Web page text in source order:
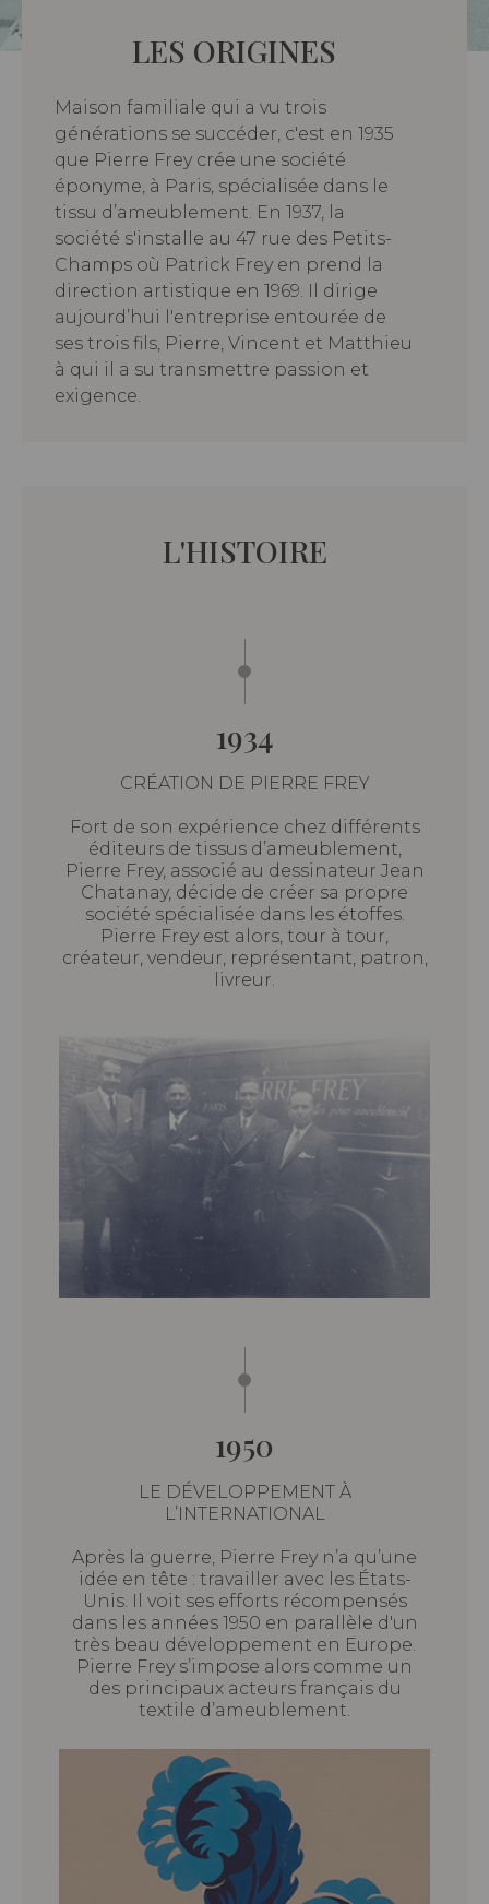
LES ORIGINES
Maison familiale qui a vu trois
générations se succéder, c'est en 1935
que Pierre Frey crée une société
éponyme, à Paris, spécialisée dans le
tissu d’ameublement. En 1937, la
société s'installe au 47 rue des Petits-
Champs où Patrick Frey en prend la
direction artistique en 1969. Il dirige
aujourd’hui l'entreprise entourée de
ses trois fils, Pierre, Vincent et Matthieu
à qui il a su transmettre passion et
exigence.
L'HISTOIRE
1934
CRÉATION DE PIERRE FREY
Fort de son expérience chez différents
éditeurs de tissus d’ameublement,
Pierre Frey, associé au dessinateur Jean
Chatanay, décide de créer sa propre
société spécialisée dans les étoffes.
Pierre Frey est alors, tour à tour,
créateur, vendeur, représentant, patron,
livreur.
1950
LE DÉVELOPPEMENT À
L’INTERNATIONAL
Après la guerre, Pierre Frey n’a qu’une
idée en tête : travailler avec les États-
Unis. Il voit ses efforts récompensés
dans les années 1950 en parallèle d'un
très beau développement en Europe.
Pierre Frey s’impose alors comme un
des principaux acteurs français du
textile d’ameublement.